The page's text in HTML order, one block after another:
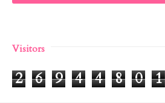
Visitors
2 6 9 4 4 8 0 1